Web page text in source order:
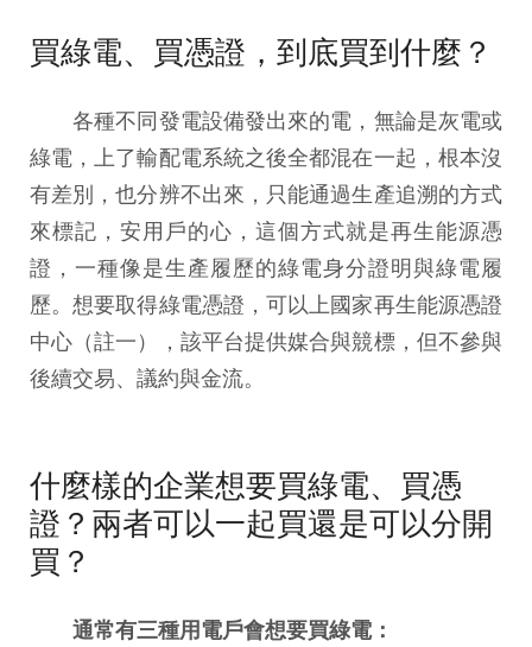
買綠電、買憑證，到底買到什麼？
各種不同發電設備發出來的電，無論是灰電或
綠電，上了輸配電系統之後全都混在一起，根本沒
有差別，也分辨不出來，只能通過生產追溯的方式
來標記，安用戶的心，這個方式就是再生能源憑
證，一種像是生產履歷的綠電身分證明與綠電履
歷。想要取得綠電憑證，可以上國家再生能源憑證
中心（註一），該平台提供媒合與競標，但不參與
後續交易、議約與金流。
什麼樣的企業想要買綠電、買憑
證？兩者可以一起買還是可以分開
買？
通常有三種用電戶會想要買綠電：